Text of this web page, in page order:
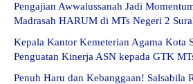
Pengajian Awwalussanah Jadi
Madrasah HARUM di MTs Negeri 2
Kepala Kantor Kemeterian Agama Kota
Penguatan Kinerja ASN kepada GTK
Penuh Haru dan Kebanggaan! Salsabila